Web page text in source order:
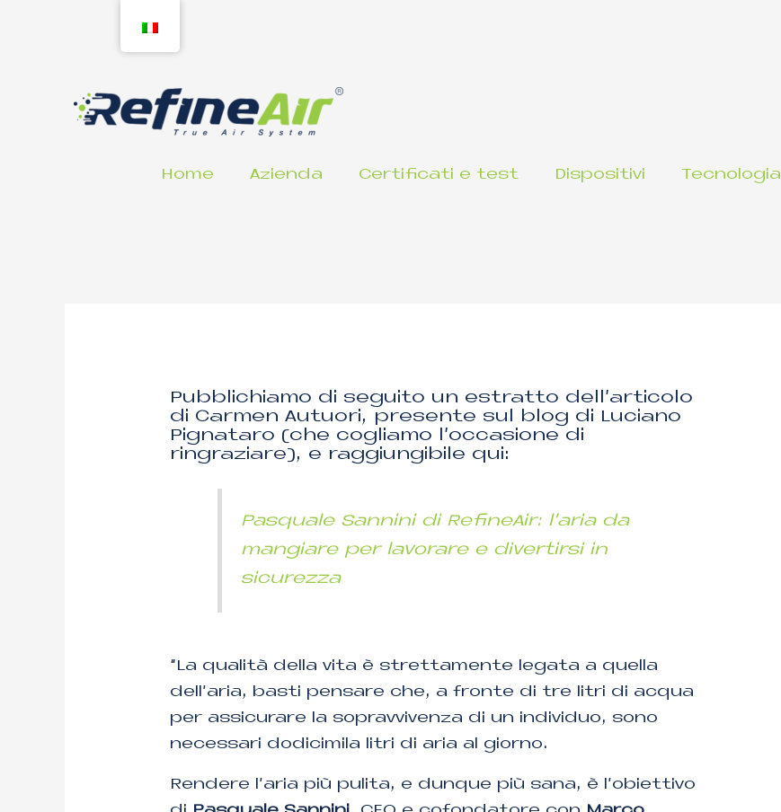
Home Azienda Certificati e test Dispositivi Tecnologia
Pubblichiamo di seguito un estratto dell’articolo
di Carmen Autuori, presente sul blog di Luciano
Pignataro (che cogliamo l’occasione di
ringraziare), e raggiungibile qui:
Pasquale Sannini di RefineAir: l’aria da
mangiare per lavorare e divertirsi in
sicurezza
“La qualità della vita è strettamente legata a quella
dell’aria, basti pensare che, a fronte di tre litri di acqua
per assicurare la sopravvivenza di un individuo, sono
necessari dodicimila litri di aria al giorno.
Rendere l’aria più pulita, e dunque più sana, è l’obiettivo